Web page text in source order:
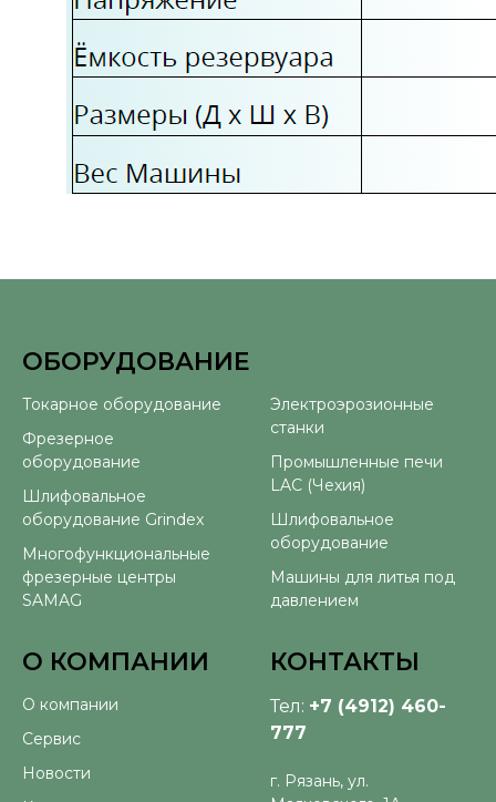
ОБОРУДОВАНИЕ
Токарное оборудование
Фрезерное
оборудование
Шлифовальное
оборудование Grindex
Многофункциональные
фрезерные центры
SAMAG
Электроэрозионные
станки
Промышленные печи
LAC (Чехия)
Шлифовальное
оборудование
Машины для литья под
давлением
О КОМПАНИИ
О компании
Сервис
Новости
КОНТАКТЫ
Тел: +7 (4912) 460-
777
г. Рязань, ул.